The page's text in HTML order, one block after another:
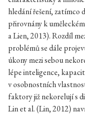
hledání řešení, zatímco
přirovnány k
a Lien, 2013). Rozdíl
problémů se dále
úkony mezi sebou
lépe inteligence,
v osobnostních
faktory již nekorelují s
Lin et al. (Lin, 2012)